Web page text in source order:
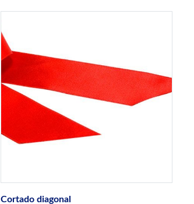
Cortado diagonal